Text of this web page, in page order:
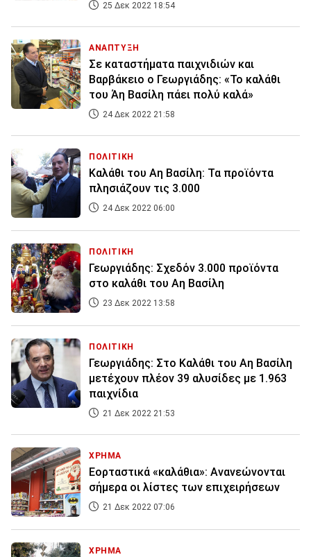
25 Δεκ 2022 18:54
ΑΝΑΠΤΥΞΗ
Σε καταστήματα παιχνιδιών και
Βαρβάκειο ο Γεωργιάδης: «Το καλάθι
του Άη Βασίλη πάει πολύ καλά»
24 Δεκ 2022 21:58
ΠΟΛΙΤΙΚΗ
Καλάθι του Αη Βασίλη: Τα προϊόντα
πλησιάζουν τις 3.000
24 Δεκ 2022 06:00
ΠΟΛΙΤΙΚΗ
Γεωργιάδης: Σχεδόν 3.000 προϊόντα
στο καλάθι του Αη Βασίλη
23 Δεκ 2022 13:58
ΠΟΛΙΤΙΚΗ
Γεωργιάδης: Στο Καλάθι του Αη Βασίλη
μετέχουν πλέον 39 αλυσίδες με 1.963
παιχνίδια
21 Δεκ 2022 21:53
ΧΡΗΜΑ
Εορταστικά «καλάθια»: Aνανεώνονται
σήμερα οι λίστες των επιχειρήσεων
21 Δεκ 2022 07:06
ΧΡΗΜΑ